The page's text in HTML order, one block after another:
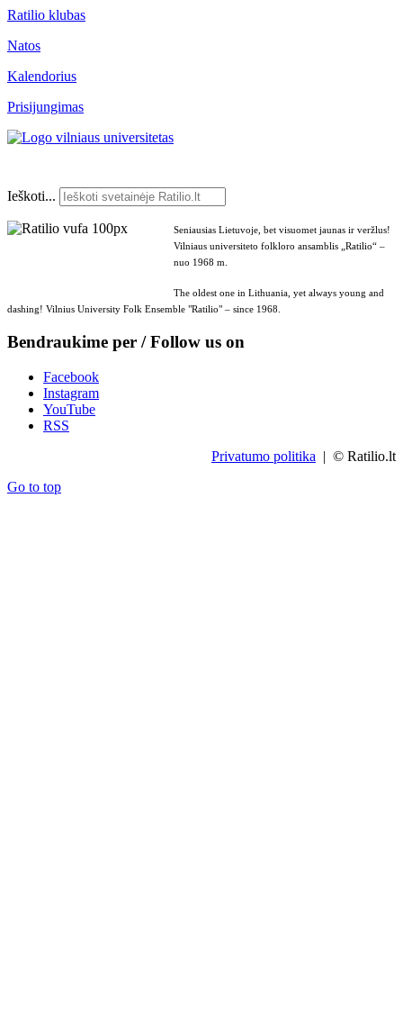
Ratilio klubas
Natos
Kalendorius
Prisijungimas
Ieškoti...
Seniausias Lietuvoje, bet visuomet jaunas ir veržlus!
Vilniaus universiteto folkloro ansamblis „Ratilio“ –
nuo 1968 m.
The oldest one in Lithuania, yet always young and
dashing! Vilnius University Folk Ensemble "Ratilio" – since 1968.
Bendraukime per / Follow us on
Facebook
Instagram
YouTube
RSS
Privatumo politika | © Ratilio.lt
Go to top